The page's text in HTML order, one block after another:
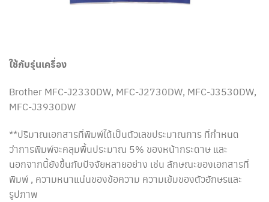
ใช้กับรุ่นเครื่อง
Brother MFC-J2330DW, MFC-J2730DW, MFC-J3530DW,
MFC-J3930DW
**ปริมาณเอกสารที่พิมพ์ได้เป็นตัวเลขประมาณการ ที่กำหนด
ว่าการพิมพ์จะคลุมพื้นประมาณ 5% ของหน้ากระดาษ และ
นอกจากนี้ยังขึ้นกับปัจจัยหลายอย่าง เช่น ลักษณะของเอกสารที่
พิมพ์ , ความหนาแน่นของข้อความ ความเข้มของตัวอักษรและ
รูปภาพ